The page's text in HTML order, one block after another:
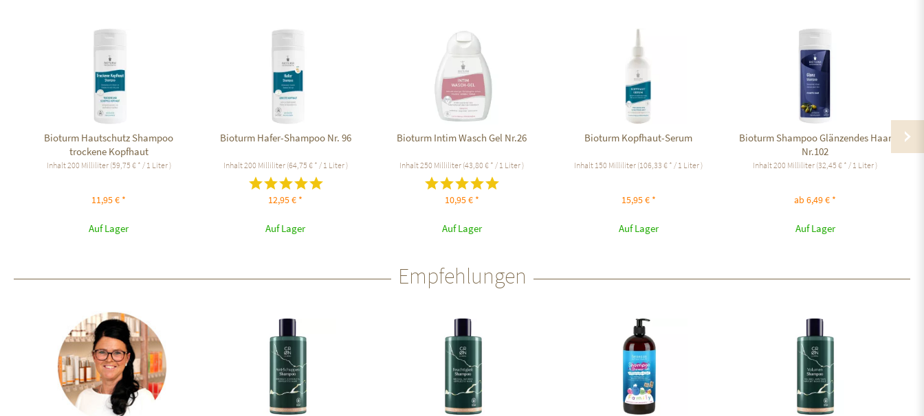
Bioturm Hautschutz Shampoo
trockene Kopfhaut
Inhalt200 Milliliter (59,75 € * / 1 Liter )
11,95 € *
Auf Lager
Bioturm Hafer-Shampoo Nr. 96
Inhalt200 Milliliter (64,75 € * / 1 Liter )
12,95 € *
Auf Lager
Bioturm Intim Wasch Gel Nr.26
Inhalt250 Milliliter (43,80 € * / 1 Liter )
10,95 € *
Auf Lager
Bioturm Kopfhaut-Serum
Inhalt 150 Milliliter (106,33 € * / 1 Liter )
15,95 € *
Auf Lager
Bioturm Shampoo Glänzendes Haar
Nr.102
Inhalt200 Milliliter (32,45 € * / 1 Liter )
ab 6,49 € *
Auf Lager
Empfehlungen